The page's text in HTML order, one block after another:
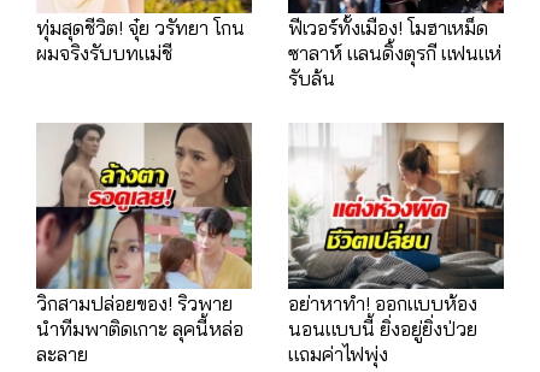
ทุ่มสุดชีวิต! จุ๋ย วรัทยา โกน
ผมจริงรับบทแม่ชี
ฟีเวอร์ทั้งเมือง! โมฮาเหม็ด
ซาลาห์ แลนดิ้งตุรกี แฟนแห่
รับล้น
วิกสามปล่อยของ! ริวพาย
นำทีมพาติดเกาะ ลุคนี้หล่อ
ละลาย
อย่าหาทำ! ออกแบบห้อง
นอนแบบนี้ ยิ่งอยู่ยิ่งป่วย
แถมค่าไฟพุ่ง